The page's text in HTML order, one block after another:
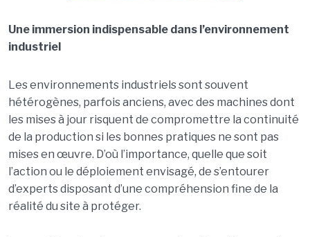
Une immersion indispensable dans l’environnement
industriel
Les environnements industriels sont souvent
hétérogènes, parfois anciens, avec des machines dont
les mises à jour risquent de compromettre la continuité
de la production si les bonnes pratiques ne sont pas
mises en œuvre. D’où l’importance, quelle que soit
l’action ou le déploiement envisagé, de s’entourer
d’experts disposant d’une compréhension fine de la
réalité du site à protéger.